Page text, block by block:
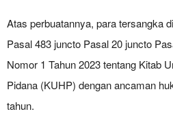
Atas perbuatannya, para tersangka
Pasal 483 juncto Pasal 20 juncto
Nomor 1 Tahun 2023 tentang Kitab
Pidana (KUHP) dengan ancaman
tahun.